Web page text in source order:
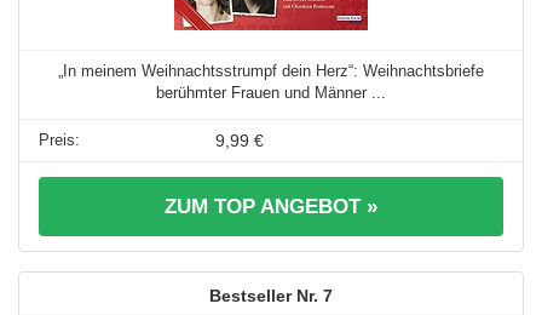
„In meinem Weihnachtsstrumpf dein Herz“: Weihnachtsbriefe
berühmter Frauen und Männer ...
9,99 €
ZUM TOP ANGEBOT »
7